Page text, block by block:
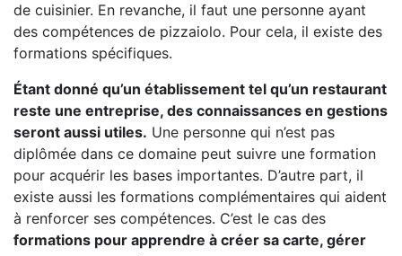
de cuisinier. En revanche, il faut une personne ayant
des compétences de pizzaiolo. Pour cela, il existe des
formations spécifiques.
Étant donné qu’un établissement tel qu’un restaurant
reste une entreprise, des connaissances en gestions
seront aussi utiles. Une personne qui n’est pas
diplômée dans ce domaine peut suivre une formation
pour acquérir les bases importantes. D’autre part, il
existe aussi les formations complémentaires qui aident
à renforcer ses compétences. C’est le cas des
formations pour apprendre à créer sa carte, gérer